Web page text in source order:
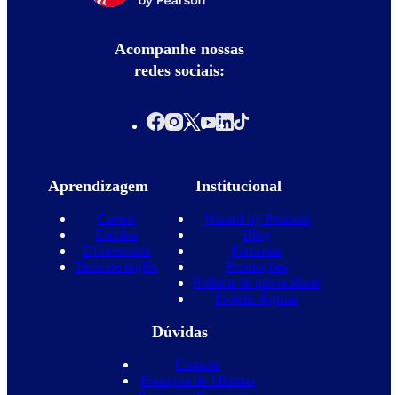
Acompanhe nossas
redes sociais:
Aprendizagem
Cursos
Escolas
Diferenciais
Teste de inglês
Institucional
Wizard by Pearson
Blog
Parcerias
Promoções
Política de privacidade
Projeto Águias
Dúvidas
Contato
Franquia de Idiomas